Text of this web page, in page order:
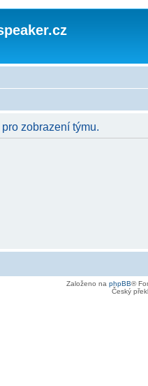
zobrazení týmu.
Založeno na phpBB®
Český